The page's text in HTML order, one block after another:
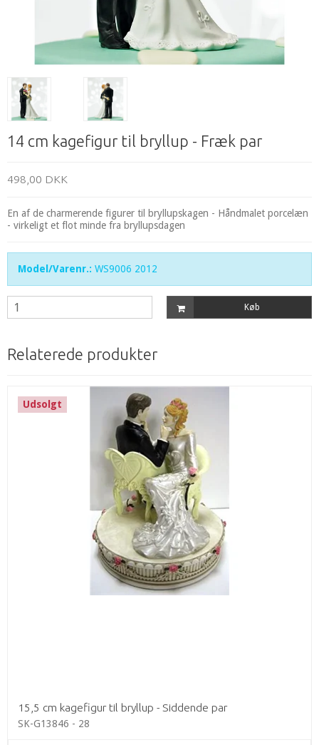
14 cm kagefigur til bryllup - Fræk par
498,00 DKK
En af de charmerende figurer til bryllupskagen - Håndmalet porcelæn
- virkeligt et flot minde fra bryllupsdagen
Model/Varenr.: WS9006 2012
Køb
Relaterede produkter
Udsolgt
15,5 cm kagefigur til bryllup - Siddende par
SK-G13846 - 28